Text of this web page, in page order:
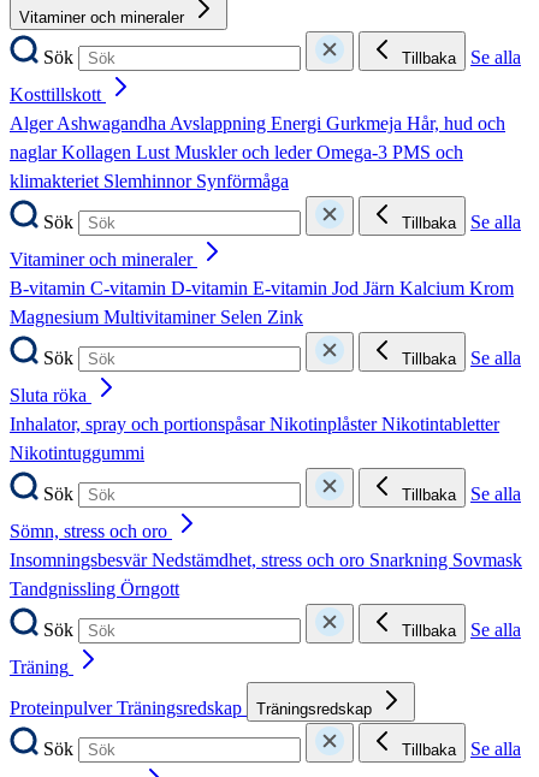
Vitaminer och mineraler
Sök Tillbaka
Se alla
Kosttillskott
AlgerAshwagandhaAvslappning Energi Gurkmeja Hår, hud och
naglarKollagen LustMuskler och lederOmega-3 PMS och
klimakteriet Slemhinnor Synförmåga
Sök
Tillbaka
Se alla
Vitaminer och mineraler
B-vitamin C-vitamin D-vitamin E-vitamin Jod Järn Kalcium Krom
Magnesium Multivitaminer Selen Zink
Sök
Tillbaka
Se alla
Sluta röka
Inhalator, spray och portionspåsarNikotinplåsterNikotintabletter
Nikotintuggummi
Sök
Tillbaka
Se alla
Sömn, stress och oro
InsomningsbesvärNedstämdhet, stress och oro Snarkning Sovmask
Tandgnissling Örngott
Sök
Tillbaka
Se alla
Träning
ProteinpulverTräningsredskap Träningsredskap
Sök Tillbaka
Se alla